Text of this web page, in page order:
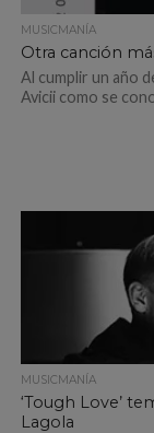
MUSICMANÍA
Otra canción
Al cumplir un año
Avicii como se
MUSICMANÍA
‘Tough Love’
Lagola